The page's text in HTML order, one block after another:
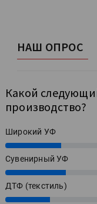
НАШ ОПРОС
Какой
производство?
Широкий УФ
25%
Сувенирный УФ
27%
ДТФ (текстиль)
20%